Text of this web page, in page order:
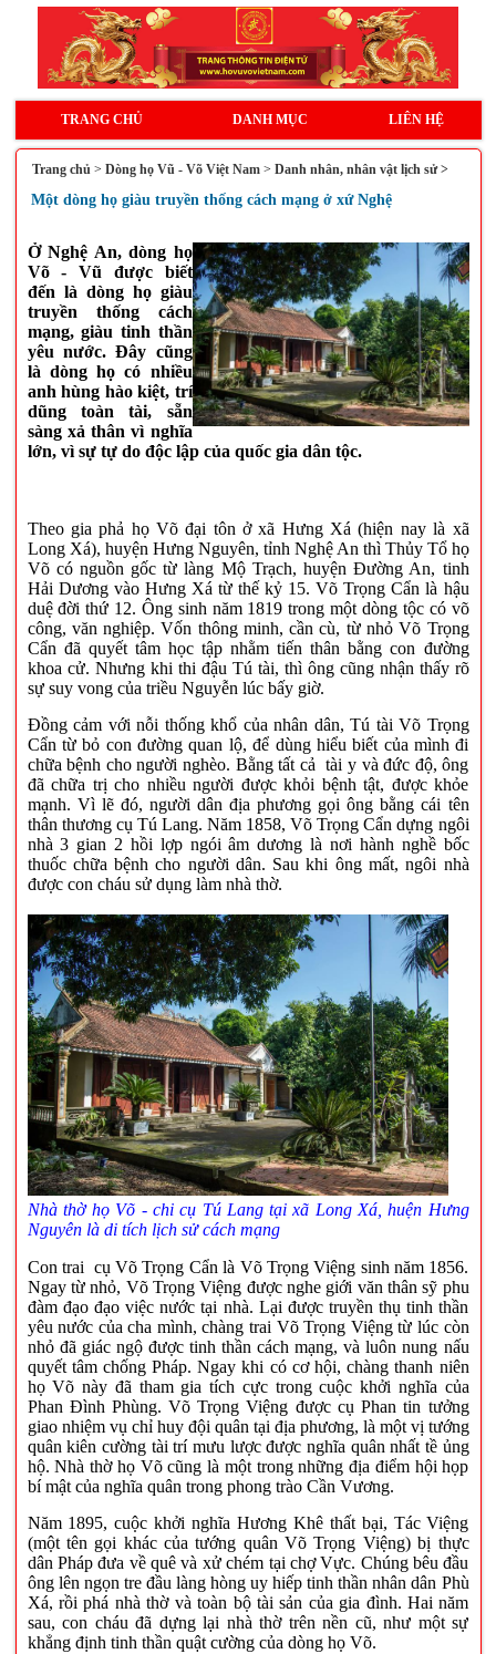
TRANG CHỦ DANH MỤC LIÊN HỆ
Trang chủ > Dòng họ Vũ - Võ Việt Nam> Danh nhân, nhân vật lịch sử >
Một dòng họ giàu truyền thống cách mạng ở xứ Nghệ
Ở Nghệ An, dòng họ
Võ - Vũ được biết
đến là dòng họ giàu
truyền thống cách
mạng, giàu tinh thần
yêu nước. Đây cũng
là dòng họ có nhiều
anh hùng hào kiệt, trí
dũng toàn tài, sẵn
sàng xả thân vì nghĩa
lớn, vì sự tự do độc lập của quốc gia dân tộc.
Theo gia phả họ Võ đại tôn ở xã Hưng Xá (hiện nay là xã
Long Xá), huyện Hưng Nguyên, tỉnh Nghệ An thì Thủy Tổ họ
Võ có nguồn gốc từ làng Mộ Trạch, huyện Đường An, tinh
Hải Dương vào Hưng Xá từ thế kỷ 15. Võ Trọng Cẩn là hậu
duệ đời thứ 12. Ông sinh năm 1819 trong một dòng tộc có võ
công, văn nghiệp. Vốn thông minh, cần cù, từ nhỏ Võ Trọng
Cẩn đã quyết tâm học tập nhằm tiến thân bằng con đường
khoa cử. Nhưng khi thi đậu Tú tài, thì ông cũng nhận thấy rõ
sự suy vong của triều Nguyễn lúc bấy giờ.
Đồng cảm với nỗi thống khổ của nhân dân, Tú tài Võ Trọng
Cẩn từ bỏ con đường quan lộ, để dùng hiểu biết của mình đi
chữa bệnh cho người nghèo. Bằng tất cả tài y và đức độ, ông
đã chữa trị cho nhiều người được khỏi bệnh tật, được khỏe
mạnh. Vì lẽ đó, người dân địa phương gọi ông bằng cái tên
thân thương cụ Tú Lang. Năm 1858, Võ Trọng Cẩn dựng ngôi
nhà 3 gian 2 hồi lợp ngói âm dương là nơi hành nghề bốc
thuốc chữa bệnh cho người dân. Sau khi ông mất, ngôi nhà
được con cháu sử dụng làm nhà thờ.
Nhà thờ họ Võ - chi cụ Tú Lang tại xã Long Xá, huện Hưng
Nguyên là di tích lịch sử cách mạng
Con trai cụ Võ Trọng Cẩn là Võ Trọng Việng sinh năm 1856.
Ngay từ nhỏ, Võ Trọng Việng được nghe giới văn thân sỹ phu
đàm đạo đạo việc nước tại nhà. Lại được truyền thụ tinh thần
yêu nước của cha mình, chàng trai Võ Trọng Việng từ lúc còn
nhỏ đã giác ngộ được tinh thần cách mạng, và luôn nung nấu
quyết tâm chống Pháp. Ngay khi có cơ hội, chàng thanh niên
họ Võ này đã tham gia tích cực trong cuộc khởi nghĩa của
Phan Đình Phùng. Võ Trọng Việng được cụ Phan tin tưởng
giao nhiệm vụ chỉ huy đội quân tại địa phương, là một vị tướng
quân kiên cường tài trí mưu lược được nghĩa quân nhất tề ủng
hộ. Nhà thờ họ Võ cũng là một trong những địa điểm hội họp
bí mật của nghĩa quân trong phong trào Cần Vương.
Năm 1895, cuộc khởi nghĩa Hương Khê thất bại, Tác Việng
(một tên gọi khác của tướng quân Võ Trọng Việng) bị thực
dân Pháp đưa về quê và xử chém tại chợ Vực. Chúng bêu đầu
ông lên ngọn tre đầu làng hòng uy hiếp tinh thần nhân dân Phù
Xá, rồi phá nhà thờ và toàn bộ tài sản của gia đình. Hai năm
sau, con cháu đã dựng lại nhà thờ trên nền cũ, như một sự
khẳng định tinh thần quật cường của dòng họ Võ.